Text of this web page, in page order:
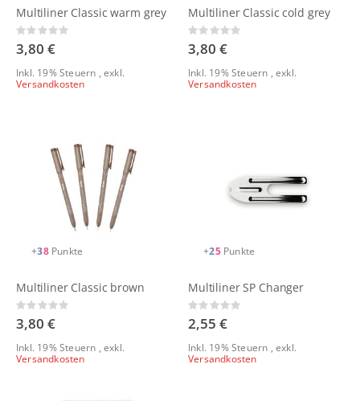
Multiliner Classic warm grey
Rating:
0%
3,80 €
Inkl. 19% Steuern ,exkl.
Versandkosten
Multiliner Classic cold grey
Rating:
0%
3,80 €
Inkl. 19% Steuern ,exkl.
Versandkosten
+38 Punkte
Multiliner Classic brown
Rating:
0%
3,80 €
Inkl. 19% Steuern ,exkl.
Versandkosten
+25 Punkte
Multiliner SP Changer
Rating:
0%
2,55 €
Inkl. 19% Steuern ,exkl.
Versandkosten